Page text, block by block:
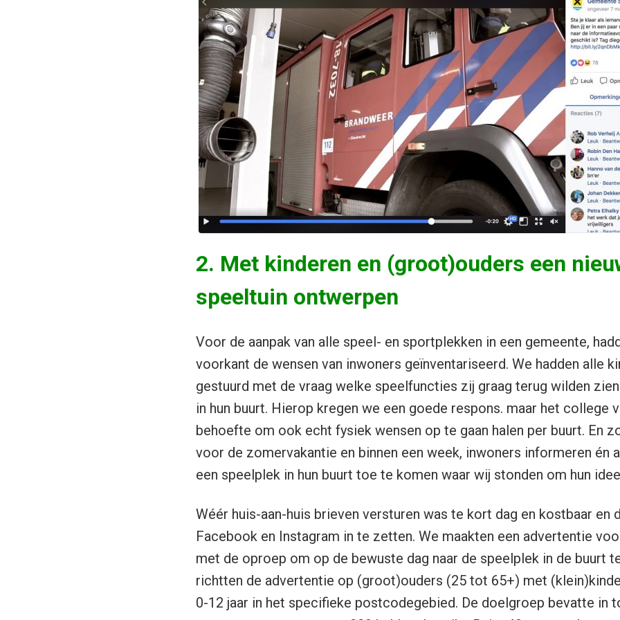
2. Met kinderen en (groot)ouders een
speeltuin ontwerpen
Voor de aanpak van alle speel- en sportplekken in een gemeente,
voorkant de wensen van inwoners geïnventariseerd. We hadden alle
gestuurd met de vraag welke speelfuncties zij graag terug wilden
in hun buurt. Hierop kregen we een goede respons. maar het college
behoefte om ook echt fysiek wensen op te gaan halen per buurt. En
voor de zomervakantie en binnen een week, inwoners informeren én
een speelplek in hun buurt toe te komen waar wij stonden om hun
Wéér huis-aan-huis brieven versturen was te kort dag en kostbaar en
Facebook en Instagram in te zetten. We maakten een advertentie
met de oproep om op de bewuste dag naar de speelplek in de buurt
richtten de advertentie op (groot)ouders (25 tot 65+) met
0-12 jaar in het specifieke postcodegebied. De doelgroep bevatte in